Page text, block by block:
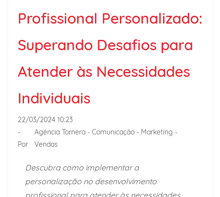
Profissional Personalizado:
Superando Desafios para
Atender às Necessidades
Individuais
22/03/2024 10:23
-
Por
Agência Tornera - Comunicação - Marketing -
Vendas
Descubra como implementar a
personalização no desenvolvimento
profissional para atender às necessidades